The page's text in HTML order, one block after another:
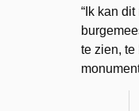
“Ik kan
te zien, te